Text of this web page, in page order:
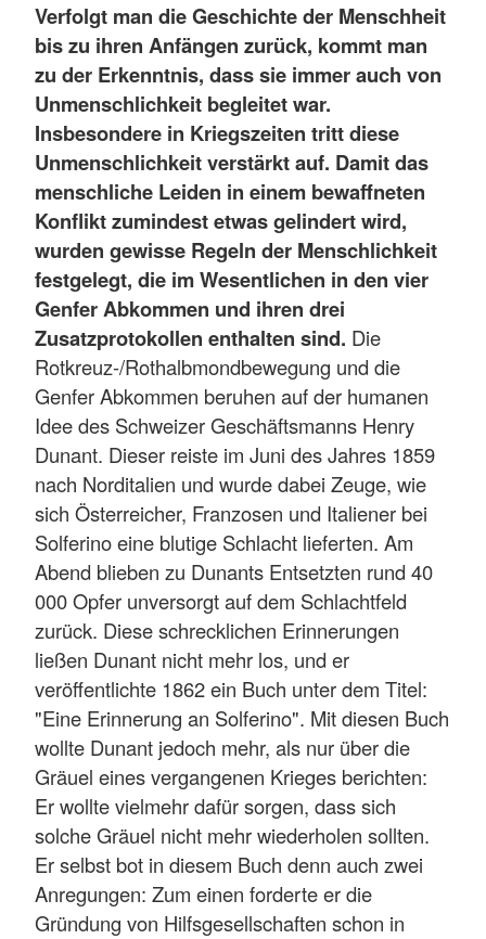
Verfolgt man die Geschichte der Menschheit
bis zu ihren Anfängen zurück, kommt man
zu der Erkenntnis, dass sie immer auch von
Unmenschlichkeit begleitet war.
Insbesondere in Kriegszeiten tritt diese
Unmenschlichkeit verstärkt auf. Damit das
menschliche Leiden in einem bewaffneten
Konflikt zumindest etwas gelindert wird,
wurden gewisse Regeln der Menschlichkeit
festgelegt, die im Wesentlichen in den vier
Genfer Abkommen und ihren drei
Zusatzprotokollen enthalten sind. Die
Rotkreuz-/Rothalbmondbewegung und die
Genfer Abkommen beruhen auf der humanen
Idee des Schweizer Geschäftsmanns Henry
Dunant. Dieser reiste im Juni des Jahres 1859
nach Norditalien und wurde dabei Zeuge, wie
sich Österreicher, Franzosen und Italiener bei
Solferino eine blutige Schlacht lieferten. Am
Abend blieben zu Dunants Entsetzten rund 40
000 Opfer unversorgt auf dem Schlachtfeld
zurück. Diese schrecklichen Erinnerungen
ließen Dunant nicht mehr los, und er
veröffentlichte 1862 ein Buch unter dem Titel:
"Eine Erinnerung an Solferino". Mit diesen Buch
wollte Dunant jedoch mehr, als nur über die
Gräuel eines vergangenen Krieges berichten:
Er wollte vielmehr dafür sorgen, dass sich
solche Gräuel nicht mehr wiederholen sollten.
Er selbst bot in diesem Buch denn auch zwei
Anregungen: Zum einen forderte er die
Gründung von Hilfsgesellschaften schon in